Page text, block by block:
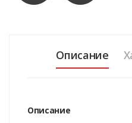
Описание
Описание